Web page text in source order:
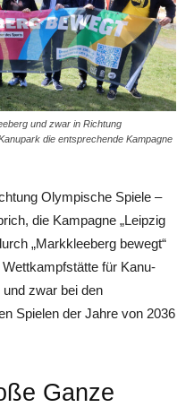
und zwar in Richtung
die entsprechende Kampagne
Olympische Spiele –
die Kampagne „Leipzig
„Markkleeberg bewegt“
für Kanu-
zwar bei den
Spielen der Jahre von 2036
Ganze